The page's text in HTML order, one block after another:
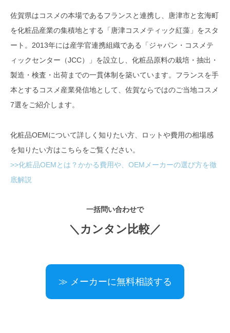
佐賀県はコスメの本場であるフランスと連携し、唐津市と玄海町
を化粧品産業の集積地とする「唐津コスメティック紅藻」をスタ
ート。2013年には産学官連携組織である「ジャパン・コスメテ
ィックセンター（JCC）」を設立し、化粧品原料の栽培・抽出・
製造・検査・出荷までの一貫体制を築いています。フランスを手
本とするコスメ産業発信地として、佐賀ならではのご当地コスメ
7選をご紹介します。
化粧品OEMについて詳しく知りたい方、ロットや費用の相場感
を知りたい方はこちらをご覧ください。
>>化粧品OEMとは？かかる費用や、OEMメーカーの選び方を徹
底解説
一括問い合わせで
＼カンタン比較／
≫ メーカーに無料相談する